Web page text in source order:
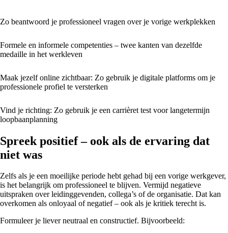
Zo beantwoord je professioneel vragen over je vorige werkplekken
Formele en informele competenties – twee kanten van dezelfde
medaille in het werkleven
Maak jezelf online zichtbaar: Zo gebruik je digitale platforms om je
professionele profiel te versterken
Vind je richting: Zo gebruik je een carrièret test voor langetermijn
loopbaanplanning
Spreek positief – ook als de ervaring dat
niet was
Zelfs als je een moeilijke periode hebt gehad bij een vorige werkgever,
is het belangrijk om professioneel te blijven. Vermijd negatieve
uitspraken over leidinggevenden, collega’s of de organisatie. Dat kan
overkomen als onloyaal of negatief – ook als je kritiek terecht is.
Formuleer je liever neutraal en constructief. Bijvoorbeeld: